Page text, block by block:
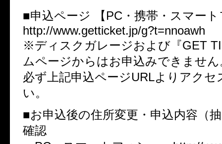
■申込ページ 【PC・携帯・スマー
http://www.getticket.jp/g?t=nnoawh
※ディスクガレージおよび『GET
ムページからはお申込みできません
必ず上記申込ページURLよりアクセ
い。
■お申込後の住所変更・申込内容（
確認